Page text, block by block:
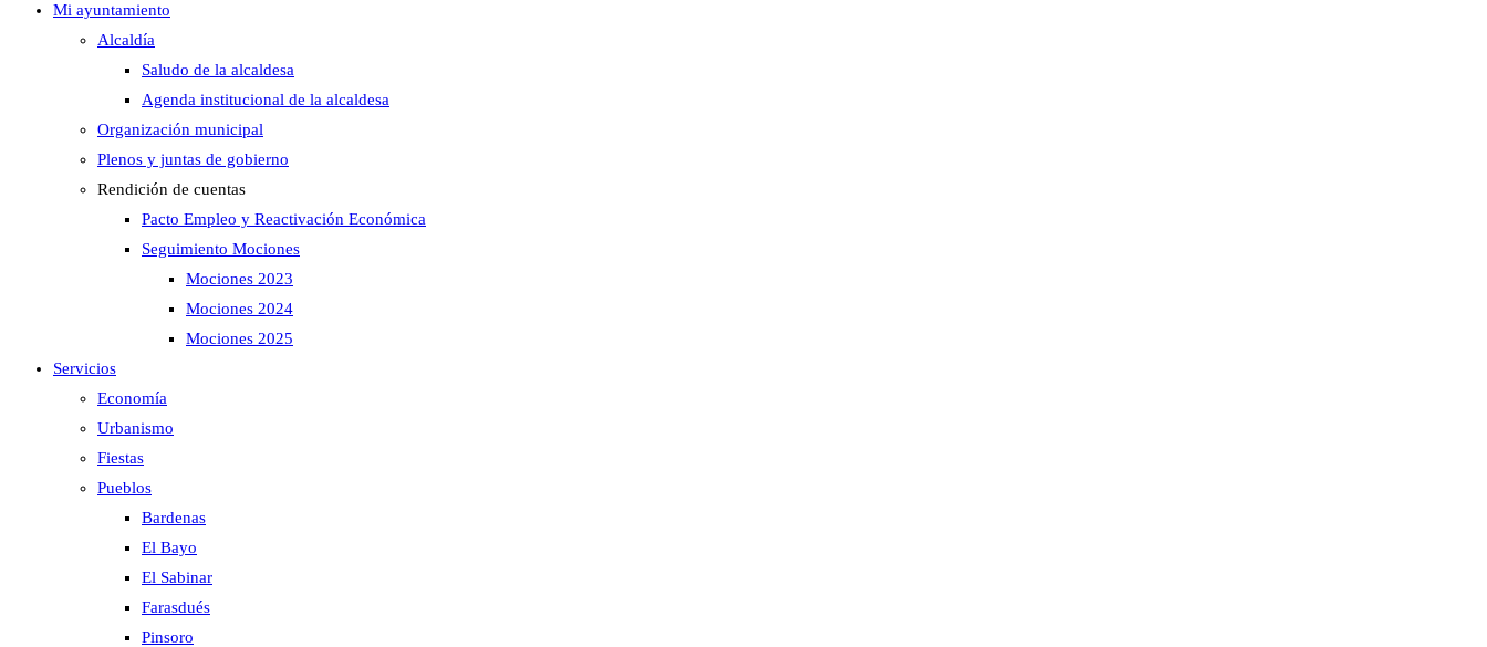
panel
de
búsqueda.
Mi ayuntamiento
Alcaldía
Saludo de la alcaldesa
Agenda institucional de la alcaldesa
Organización municipal
Plenos y juntas de gobierno
Rendición de cuentas
Pacto Empleo y Reactivación Económica
Seguimiento Mociones
Mociones 2023
Mociones 2024
Mociones 2025
Servicios
Economía
Urbanismo
Fiestas
Pueblos
Bardenas
El Bayo
El Sabinar
Farasdués
Pinsoro